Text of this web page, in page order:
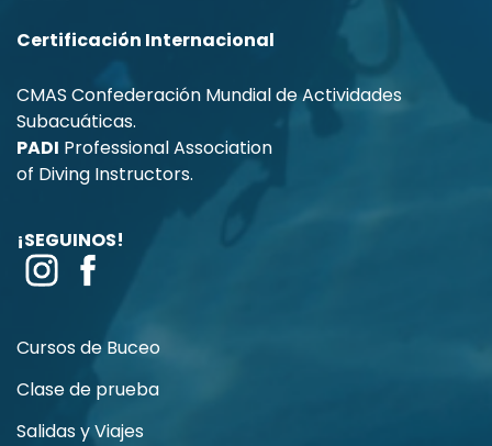
Certificación Internacional
CMAS Confederación Mundial de Actividades
Subacuáticas.
PADI Professional Association
of Diving Instructors.
¡SEGUINOS!
Cursos de Buceo
Clase de prueba
Salidas y Viajes